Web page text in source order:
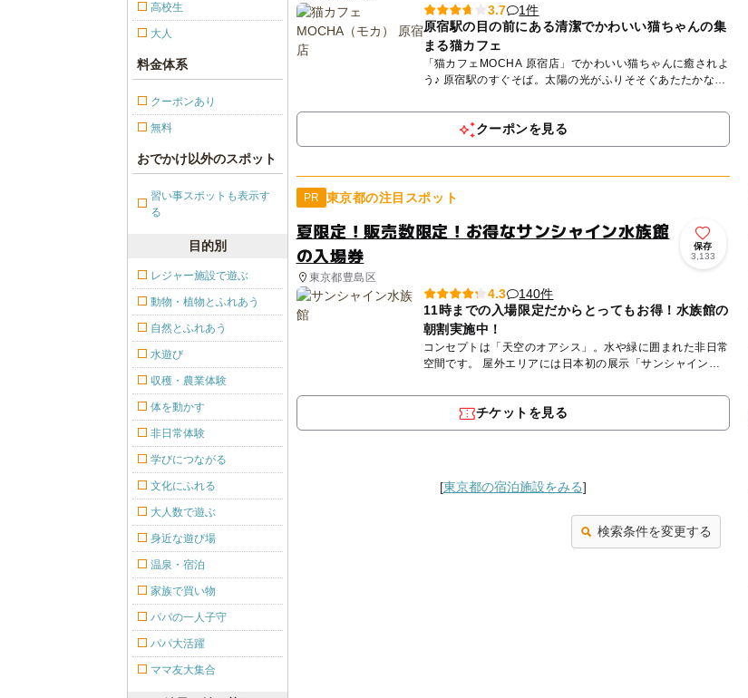
3.7
1件
原宿駅の目の前にある清潔でかわいい猫ちゃんの集
まる猫カフェ
「猫カフェMOCHA 原宿店」でかわいい猫ちゃんに癒されよ
う♪ 原宿駅のすぐそば。太陽の光がふりそそぐあたたかな空
...
クーポンを見る
PR 東京都の注目スポット
夏限定！販売数限定！お得なサンシャイン水族館
の入場券
東京都豊島区
保存
3,133
4.3
140件
11時までの入場限定だからとってもお得！水族館の
朝割実施中！
コンセプトは「天空のオアシス」。水や緑に囲まれた非日常
空間です。 屋外エリアには日本初の展示「サンシャインア
気持ちよさ...
チケットを見る
[東京都の宿泊施設をみる]
検索条件を変更する
高校生
大人
料金体系
クーポンあり
無料
おでかけ以外のスポット
習い事スポットも表示す
る
目的別
レジャー施設で遊ぶ
動物・植物とふれあう
自然とふれあう
水遊び
収穫・農業体験
体を動かす
非日常体験
学びにつながる
文化にふれる
大人数で遊ぶ
身近な遊び場
温泉・宿泊
家族で買い物
パパの一人子守
パパ大活躍
ママ友大集合